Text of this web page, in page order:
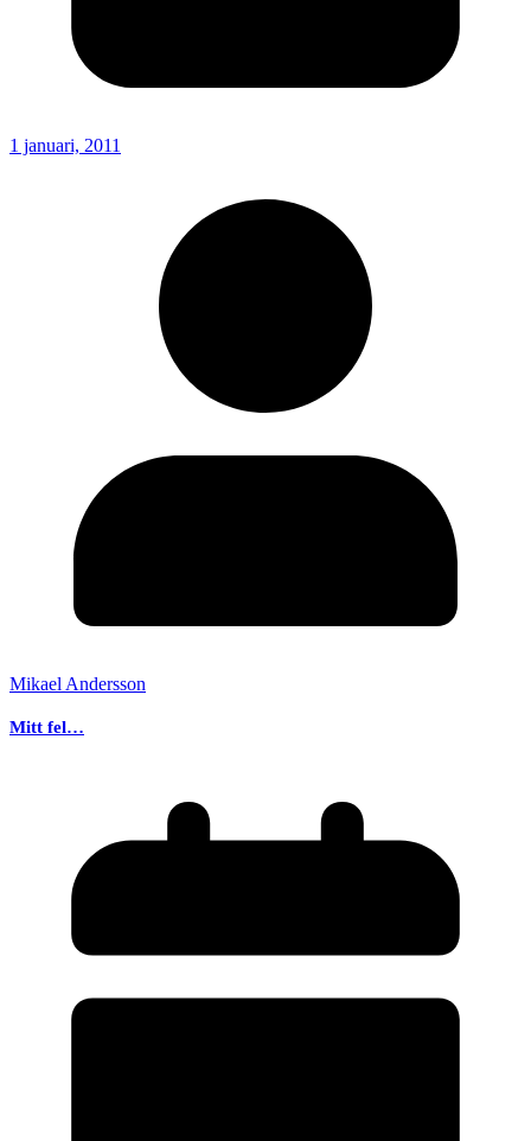
1 januari, 2011
Mikael Andersson
Mitt fel…